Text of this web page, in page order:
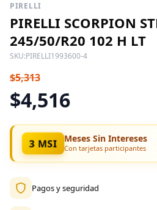
PIRELLI
PIRELLI SCORPION
245/50/R20 102 H LT
SKU:PIRELLI1993600-4
$5,313
$4,516
3 MSI Meses Sin Intereses
Con tarjetas participantes
Pagos y seguridad